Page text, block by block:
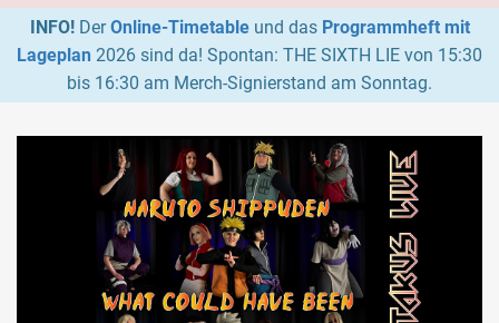
INFO!DerOnline-Timetableund das Programmheft mit
Lageplan 2026 sind da! Spontan: THE SIXTH LIE von 15:30
bis 16:30 am Merch-Signierstand am Sonntag.